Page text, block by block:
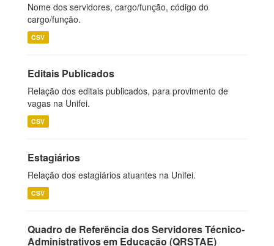
Nome dos servidores, cargo/função, código do
cargo/função.
CSV
Editais Publicados
Relação dos editais publicados, para provimento de
vagas na Unifei.
CSV
Estagiários
Relação dos estagiários atuantes na Unifei.
CSV
Quadro de Referência dos Servidores Técnico-
Administrativos em Educação (QRSTAE)